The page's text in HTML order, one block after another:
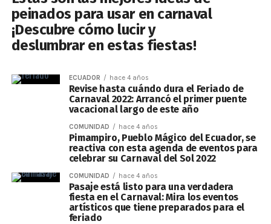
peinados para usar en carnaval
¡Descubre cómo lucir y
deslumbrar en estas fiestas!
ECUADOR hace 4 años
Revise hasta cuándo dura el Feriado de
Carnaval 2022: Arrancó el primer puente
vacacional largo de este año
COMUNIDAD hace 4 años
Pimampiro, Pueblo Mágico del Ecuador, se
reactiva con esta agenda de eventos para
celebrar su Carnaval del Sol 2022
COMUNIDAD hace 4 años
Pasaje está listo para una verdadera
fiesta en el Carnaval: Mira los eventos
artísticos que tiene preparados para el
feriado